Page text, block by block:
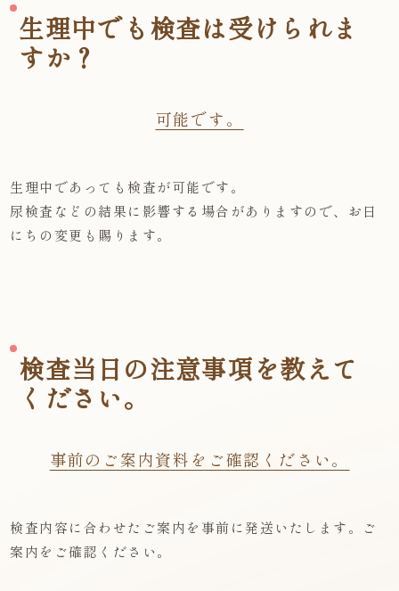
生理中でも検査は受けられま
すか？
可能です。
生理中であっても検査が可能です。
尿検査などの結果に影響する場合がありますので、お日
にちの変更も賜ります。
検査当日の注意事項を教えて
ください。
事前のご案内資料をご確認ください。
検査内容に合わせたご案内を事前に発送いたします。ご
案内をご確認ください。